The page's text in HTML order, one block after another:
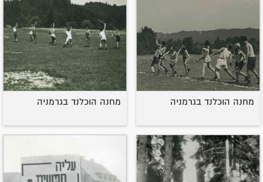
מחנה הוכלנד בגרמניה מחנה הוכלנד בגרמניה